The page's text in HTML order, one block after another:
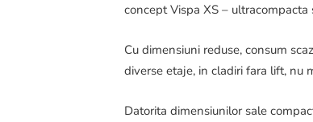
concept Vispa XS –
Cu dimensiuni reduse, consum
diverse etaje, in cladiri fara lift, nu
Datorita dimensiunilor sale